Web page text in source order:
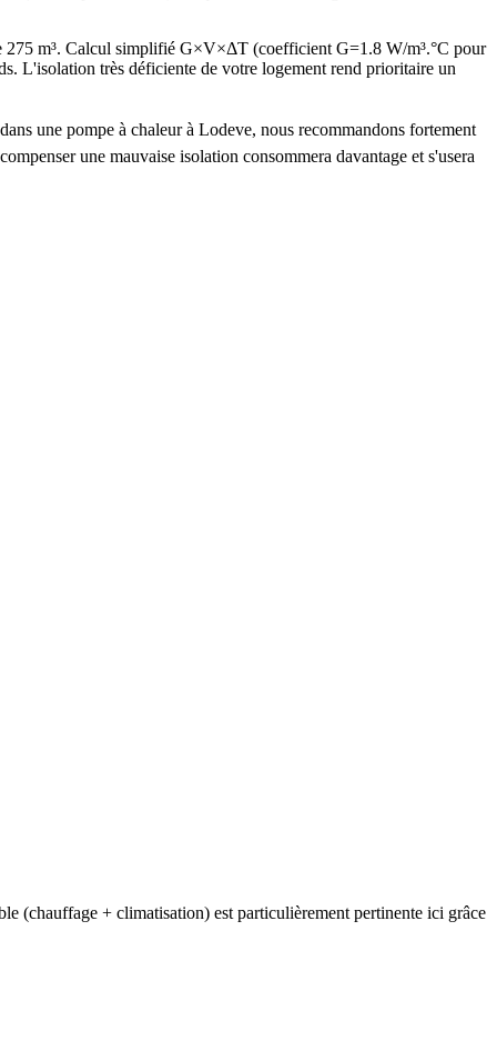
m³. Calcul simplifié G×V×ΔT (coefficient G=1.8 W/m³.°C pour
L'isolation très déficiente de votre logement rend prioritaire un
une pompe à chaleur à Lodeve, nous recommandons fortement
une mauvaise isolation consommera davantage et s'usera
(chauffage + climatisation) est particulièrement pertinente ici grâce